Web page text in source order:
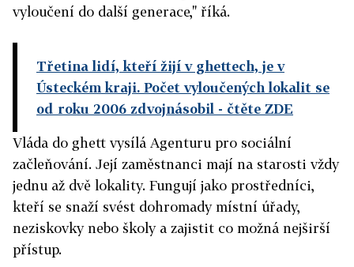
vyloučení do další generace," říká.
Třetina lidí, kteří žijí v ghettech, je v
Ústeckém kraji. Počet vyloučených lokalit se
od roku 2006 zdvojnásobil - čtěte ZDE
Vláda do ghett vysílá Agenturu pro sociální
začleňování. Její zaměstnanci mají na starosti vždy
jednu až dvě lokality. Fungují jako prostředníci,
kteří se snaží svést dohromady místní úřady,
neziskovky nebo školy a zajistit co možná nejširší
přístup.